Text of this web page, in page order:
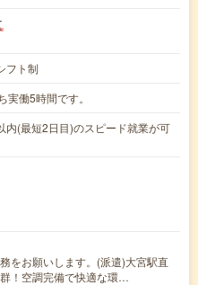
フト制
働5時間です。
内(最短2日目)のスピード就業が可
をお願いします。(派遣)大宮駅直
！空調完備で快適な環…